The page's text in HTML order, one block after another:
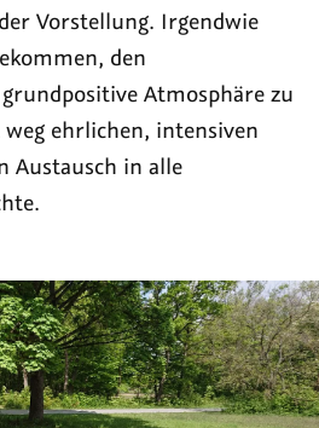
Vorstellung. Irgendwie
den
Atmosphäre zu
ehrlichen, intensiven
Austausch in alle